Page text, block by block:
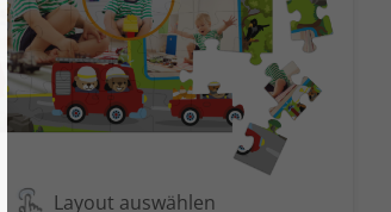
Layout auswählen